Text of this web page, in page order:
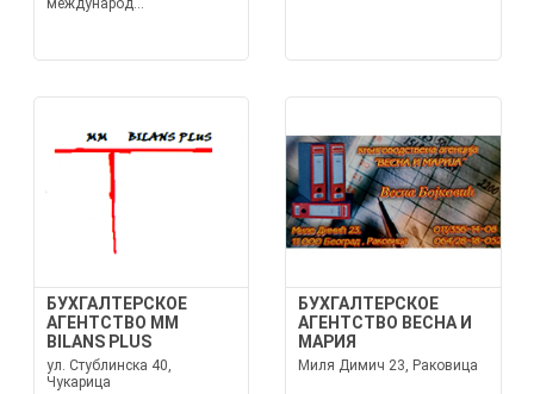
международ...
БУХГАЛТЕРСКОЕ
АГЕНТСТВО MM
BILANS PLUS
ул. Стублинска 40,
Чукарица
БУХГАЛТЕРСКОЕ
АГЕНТСТВО ВЕСНА И
МАРИЯ
Миля Димич 23, Раковица